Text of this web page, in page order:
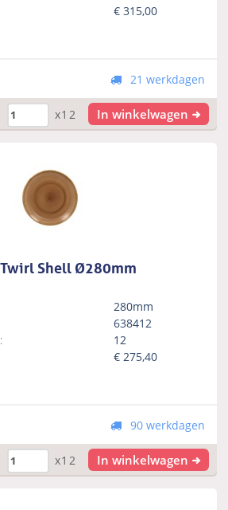
€315,00
21 werkdagen
x12 In winkelwagen
Shell Ø280mm
280mm
638412
12
€275,40
90 werkdagen
x12 In winkelwagen